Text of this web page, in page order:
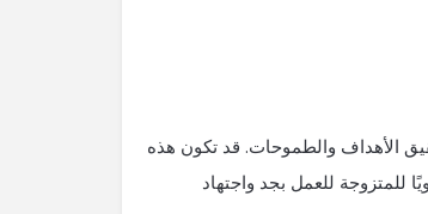
الأهداف والطموحات. قد تكون هذه
للمتزوجة للعمل بجد واجتهاد